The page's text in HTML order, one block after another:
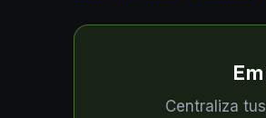
Centraliza